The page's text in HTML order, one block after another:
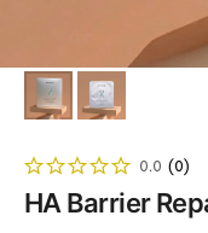
0.0 (0)
HA Barrier